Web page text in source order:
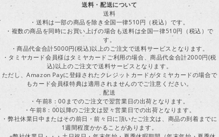
送料・配送について
送料
・送料は一部の商品を除き全国一律510円（税込）です。
・複数の商品を同時にお買い上げの場合も送料は全国一律510円（税込）で
す。
・商品代金合計5000円(税込)以上のご注文で送料サービスとなります。
・タミヤカード会員様はタミヤカードご利用の場合、商品代金合計2000円(税
込)以上のご注文で送料サービスとなります。
ただし、Amazon Payに登録されたクレジットカードがタミヤカードの場合で
もカード会員様特典は適用されませんのでご注意ください。
配送
・午前8：00までのご注文で翌営業日の出荷となります。
・午前8：00以降のご注文は翌々営業日での出荷となります。
・弊社休業日中またはその前日・前々日に頂いたご注文は、商品の到着までに
1週間程度かかることがあります。